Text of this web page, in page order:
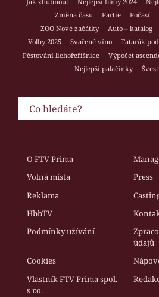
Změna času
Partie Počasí
ZOO Nové začátky
Auto – katalog
Volby 2025
Svařené víno Tatarák
Pěstování lichořeřišnice
Výpočet
Nejlepší palačinky
O FTV Prima
Volná místa
Press
Reklama
HbbTV
Podmínky užívání
údajů
Cookies
Vlastník FTV Prima spol.
s r.o.